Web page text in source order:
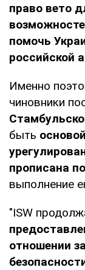
право вето
помочь
российской
Именно
чиновники
быть
прописана
выполнение
"ISW
отношении